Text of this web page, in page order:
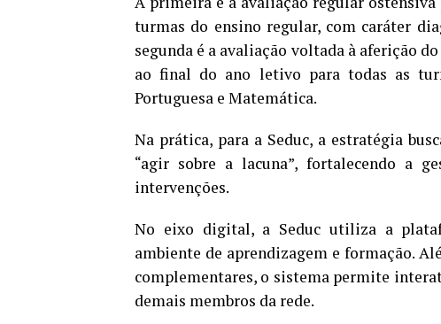
turmas do ensino regular, com caráter
segunda é a avaliação voltada à aferição
ao final do ano letivo para todas as
Portuguesa e Matemática.
Na prática, para a Seduc, a estratégia
“agir sobre a lacuna”, fortalecendo a
intervenções.
No eixo digital, a Seduc utiliza a
ambiente de aprendizagem e formação.
complementares, o sistema permite
demais membros da rede.